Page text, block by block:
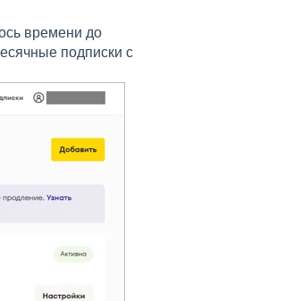
времени до
подписки с